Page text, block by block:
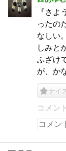
『さよ
ったの
なしい
しみと
ふざけ
が、か
ナイ
コメン